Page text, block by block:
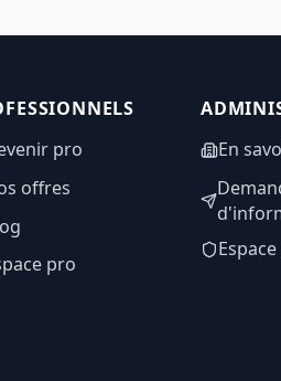
pro
offres
pro
En